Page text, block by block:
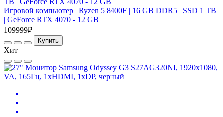
Игровой компьютер | Ryzen 5 8400F | 16 GB DDR5 | SSD 1 TB
| GeForce RTX 4070 - 12 GB
109999₽
Купить
Хит